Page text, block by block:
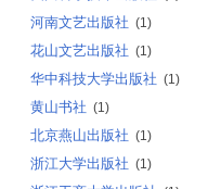
河南文艺出版社 (1)
花山文艺出版社 (1)
华中科技大学出版社 (1)
黄山书社 (1)
北京燕山出版社 (1)
浙江大学出版社 (1)